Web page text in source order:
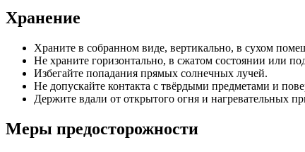
Хранение
Храните в собранном виде, вертикально, в сухом
Не храните горизонтально, в сжатом состоянии или
Избегайте попадания прямых солнечных лучей.
Не допускайте контакта с твёрдыми предметами и
Держите вдали от открытого огня и нагревательных
Меры предосторожности